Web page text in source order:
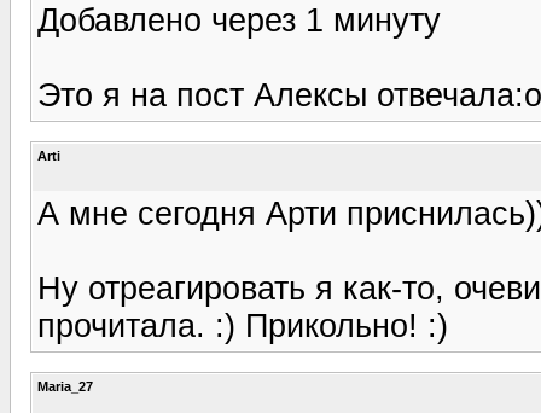
Добавлено через 1 минуту
Это я на пост Алексы
Arti
А мне сегодня Арти
Ну отреагировать я как-то,
прочитала. :) Прикольно! :)
Maria_27